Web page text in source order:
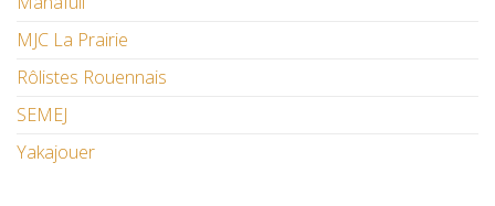
MJC La Prairie
Rôlistes Rouennais
SEMEJ
Yakajouer